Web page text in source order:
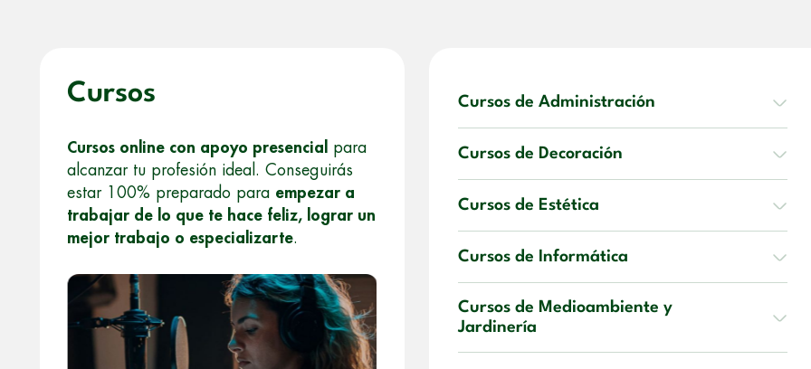
Cursos
Cursos online con apoyo presencial
para
alcanzar tu profesión ideal. Conseguirás
estar 100% preparado para empezar a
trabajar de lo que te hace feliz, lograr un
mejor trabajo o especializarte
Cursos de Administración
Cursos de Decoración
Cursos de Estética
Cursos de Informática
Cursos de Medioambiente y
Jardinería